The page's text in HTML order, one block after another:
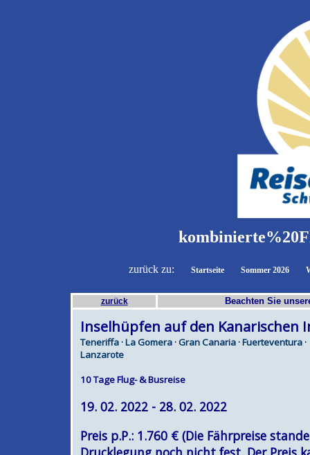
zurück zu: Startseite Sommer 2026
zurück Beachten Sie
Inselhüpfen auf den Kanarischen
Teneriffa · La Gomera · Gran Canaria · Fuerteventura ·
Lanzarote
10 Tage Flug- & Busreise
19. 02. 2022 - 28. 02. 2022
Preis p.P.: 1.760 € (Die Fährpreise